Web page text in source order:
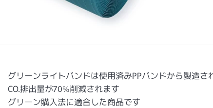
グリーンライトバンドは使用済みPPバンドから製造さ
CO.排出量が70%削減されます
グリーン購入法に適合した商品です